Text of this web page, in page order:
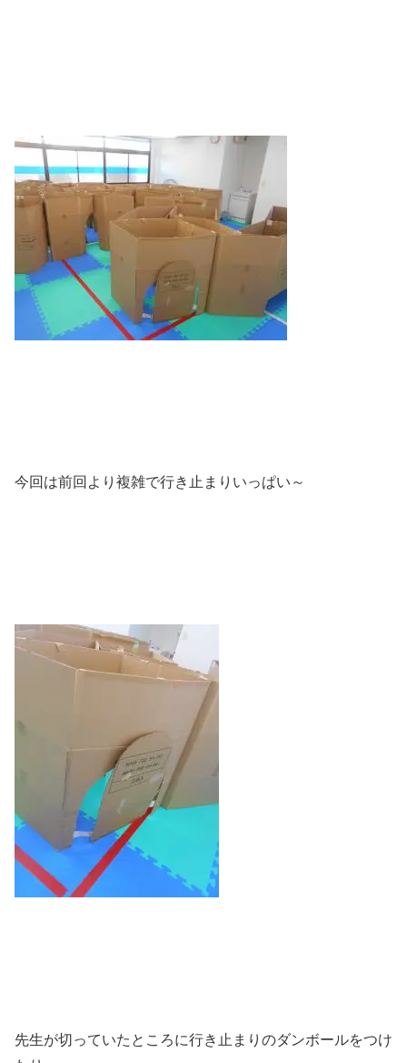
今回は前回より複雑で行き止まりいっぱい～
先生が切っていたところに行き止まりのダンボールをつけ